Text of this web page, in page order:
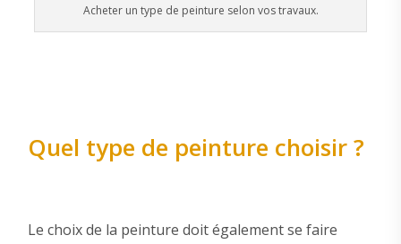
Acheter un type de peinture selon vos travaux.
Quel type de peinture choisir ?
Le choix de la peinture doit également se faire